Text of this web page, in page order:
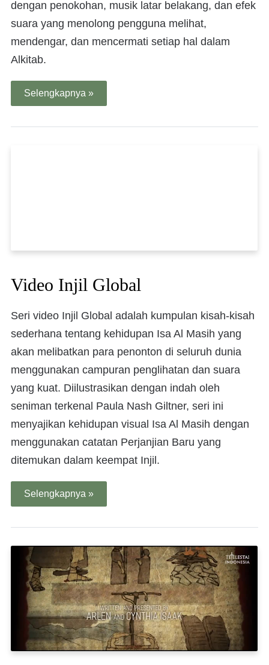
dengan penokohan, musik latar belakang, dan efek
suara yang menolong pengguna melihat,
mendengar, dan mencermati setiap hal dalam
Alkitab.
Selengkapnya »
Video Injil Global
Seri video Injil Global adalah kumpulan kisah-kisah
sederhana tentang kehidupan Isa Al Masih yang
akan melibatkan para penonton di seluruh dunia
menggunakan campuran penglihatan dan suara
yang kuat. Diilustrasikan dengan indah oleh
seniman terkenal Paula Nash Giltner, seri ini
menyajikan kehidupan visual Isa Al Masih dengan
menggunakan catatan Perjanjian Baru yang
ditemukan dalam keempat Injil.
Selengkapnya »